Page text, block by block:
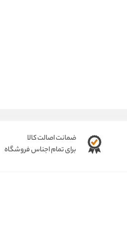
ضمانت اصالت کالا
برای تمام اجناس فروشگاه